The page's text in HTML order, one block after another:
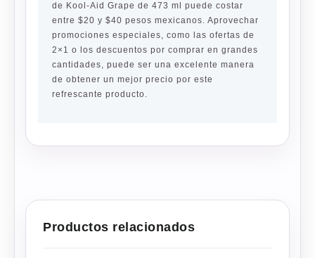
de Kool-Aid Grape de 473 ml puede costar
entre $20 y $40 pesos mexicanos. Aprovechar
promociones especiales, como las ofertas de
2×1 o los descuentos por comprar en grandes
cantidades, puede ser una excelente manera
de obtener un mejor precio por este
refrescante producto.
Productos relacionados